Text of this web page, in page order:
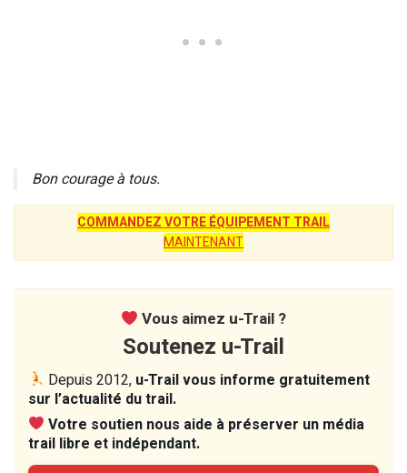
Bon courage à tous.
COMMANDEZ VOTRE ÉQUIPEMENT TRAIL
MAINTENANT
Vous aimez u-Trail ?
Soutenez u-Trail
Depuis 2012, u-Trail vous informe gratuitement
sur l’actualité du trail.
Votre soutien nous aide à préserver un média
trail libre et indépendant.